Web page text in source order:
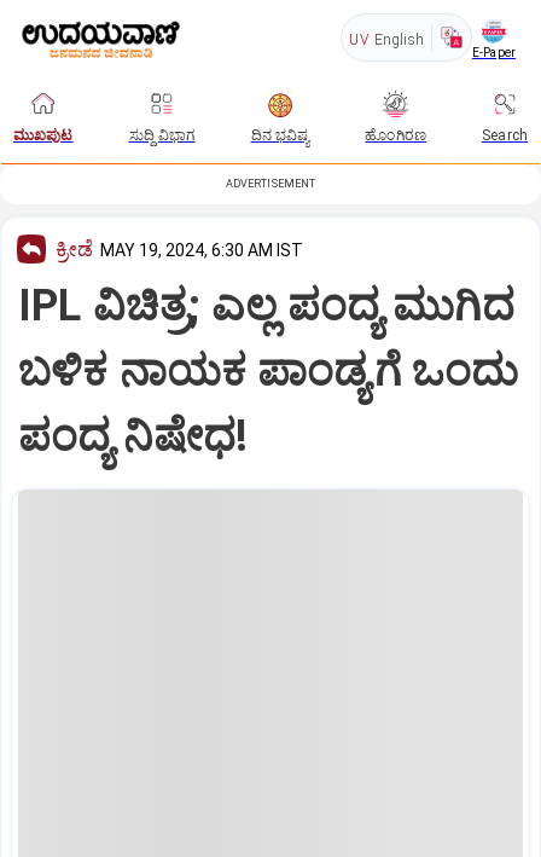
UV English
E-Paper
ಮುಖಪುಟ ಸುದ್ದಿ ವಿಭಾಗ ದಿನ ಭವಿಷ್ಯ ಹೊಂಗಿರಣ Search
ADVERTISEMENT
ಕ್ರೀಡೆ MAY 19, 2024, 6:30 AM IST
IPL ವಿಚಿತ್ರ; ಎಲ್ಲ ಪಂದ್ಯ ಮುಗಿದ
ಬಳಿಕ ನಾಯಕ ಪಾಂಡ್ಯಗೆ ಒಂದು
ಪಂದ್ಯ ನಿಷೇಧ!